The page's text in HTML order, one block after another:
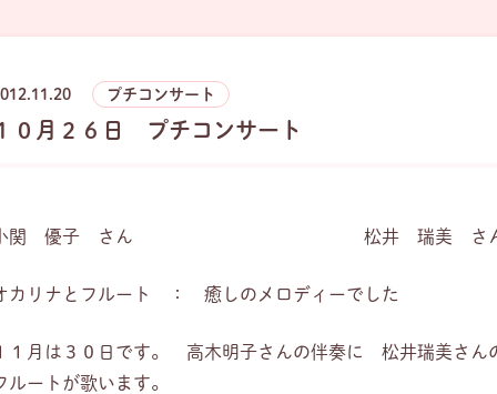
プチコンサート
０月２６日 プチコンサート
関 優子 さん 松井 瑞美 さ
カリナとフルート ： 癒しのメロディーでした
１月は３０日です。 高木明子さんの伴奏に 松井瑞美さん
ルートが歌います。